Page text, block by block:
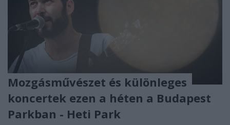
Mozgásművészet és különleges
koncertek ezen a héten a Budapest
Parkban - Heti Park